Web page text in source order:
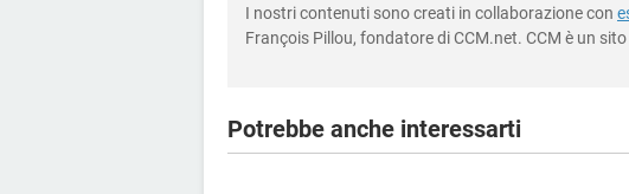
I nostri contenuti sono creati in collaborazione con
François Pillou, fondatore di CCM.net. CCM è un
Potrebbe anche interessarti